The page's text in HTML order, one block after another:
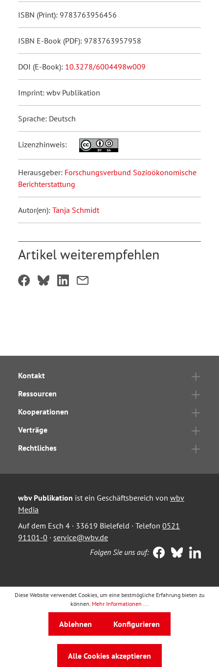
ISBN (Print): 9783763956456
ISBN E-Book (PDF): 9783763957958
DOI (E-Book): 10.3278/6004498w009
Imprint: wbv Publikation
Sprache: Deutsch
Lizenzhinweis:
Herausgeber: Forschungsverbund Sozioökonomische
Berichterstattung
Autor(en): Tanja Schmidt
Artikel weiterempfehlen
Kontakt
Ressourcen
Kooperationen
Verträge
Rechtliches
wbv Publikation ist ein Geschäftsbereich von wbv
Media
Auf dem Esch 4 · 33619 Bielefeld · Telefon 0521
91101-0 · service@wbv.de
Folgen Sie uns auf:
Diese Website verwendet Cookies, um eine bestmögliche Erfahrung bieten zu
können. Mehr Informationen ...
Ablehnen Konfigurieren
Alle Cookies akzeptieren